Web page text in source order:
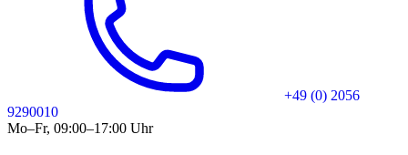
+49 (0) 2056
9290010
Mo–Fr, 09:00–17:00 Uhr